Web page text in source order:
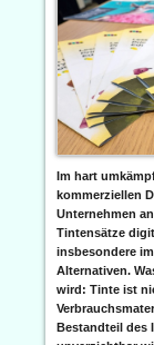
Im hart
kommerziellen
Unternehmen
Tintensätze
insbesondere
Alternativen.
wird: Tinte ist
Bestandteil des